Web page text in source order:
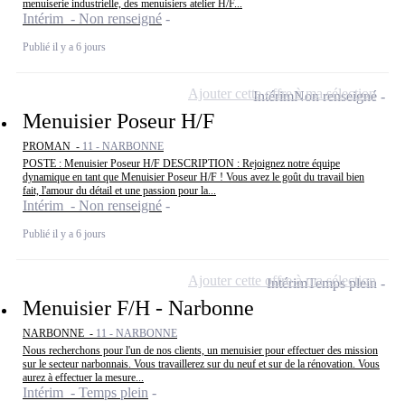
menuiserie industrielle, des menuisiers atelier H/F...
Intérim - Non renseigné
Publié il y a 6 jours
Menuisier Poseur H/F
PROMAN - 11 - NARBONNE
POSTE : Menuisier Poseur H/F DESCRIPTION : Rejoignez notre équipe
dynamique en tant que Menuisier Poseur H/F ! Vous avez le goût du travail bien
fait, l'amour du détail et une passion pour la...
Intérim - Non renseigné
Publié il y a 6 jours
IntérimNon renseigné
Ajouter cette offre à ma sélection
Menuisier F/H - Narbonne
NARBONNE - 11 - NARBONNE
Nous recherchons pour l'un de nos clients, un menuisier pour effectuer des mission
sur le secteur narbonnais. Vous travaillerez sur du neuf et sur de la rénovation. Vous
aurez à effectuer la mesure...
Intérim - Temps plein
IntérimTemps plein
Ajouter cette offre à ma sélection